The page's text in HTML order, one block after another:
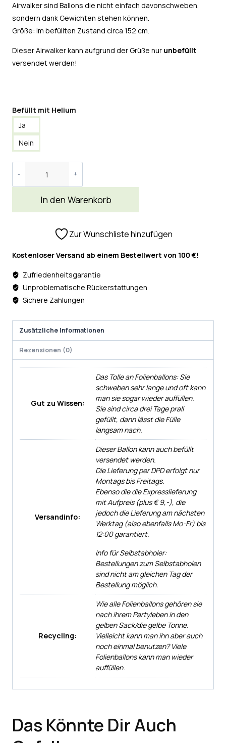
Airwalker sind Ballons die nicht einfach davonschweben,
sondern dank Gewichten stehen können.
Größe: Im befüllten Zustand circa 152 cm.
Dieser Airwalker kann aufgrund der Grüße nur unbefüllt
versendet werden!
Befüllt mit Helium
Ja
Nein
In den Warenkorb
Zur Wunschliste hinzufügen
Kostenloser Versand ab einem Bestellwert von 100 €!
Zufriedenheitsgarantie
Unproblematische Rückerstattungen
Sichere Zahlungen
Zusätzliche Informationen
Rezensionen (0)
Gut zu Wissen:
Das Tolle an Folienballons: Sie
schweben sehr lange und oft kann
man sie sogar wieder auffüllen.
Sie sind circa drei Tage prall
gefüllt, dann lässt die Fülle
langsam nach.
Versandinfo:
Dieser Ballon kann auch befüllt
versendet werden.
Die Lieferung per DPD erfolgt nur
Montags bis Freitags.
Ebenso die die Expresslieferung
mit Aufpreis (plus € 9,-), die
jedoch die Lieferung am nächsten
Werktag (also ebenfalls Mo-Fr) bis
12:00 garantiert.
Info für Selbstabholer:
Bestellungen zum Selbstabholen
sind nicht am gleichen Tag der
Bestellung möglich.
Recycling:
Wie alle Folienballons gehören sie
nach ihrem Partyleben in den
gelben Sack/die gelbe Tonne.
Vielleicht kann man ihn aber auch
noch einmal benutzen? Viele
Folienballons kann man wieder
auffüllen.
Das Könnte Dir Auch